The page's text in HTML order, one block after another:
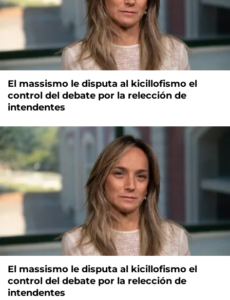
El massismo le disputa al kicillofismo el
control del debate por la relección de
intendentes
El massismo le disputa al kicillofismo el
control del debate por la relección de
intendentes